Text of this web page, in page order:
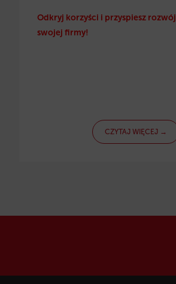
Odkryj korzyści i przyspiesz rozwój
swojej firmy!
CZYTAJ WIĘCEJ →